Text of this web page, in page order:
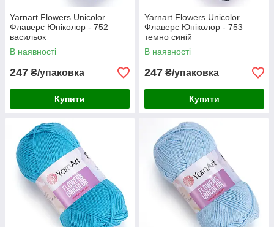
Yarnart Flowers Unicolor
Флаверс Юніколор - 752
васильок
В наявності
247 ₴/упаковка
Купити
Yarnart Flowers Unicolor
Флаверс Юніколор - 753
темно синій
В наявності
247 ₴/упаковка
Купити